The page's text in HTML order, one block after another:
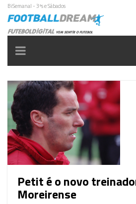
BiSemanal - 3ªs e Sábados
Toggle
navigation
Petit é o novo
Moreirense